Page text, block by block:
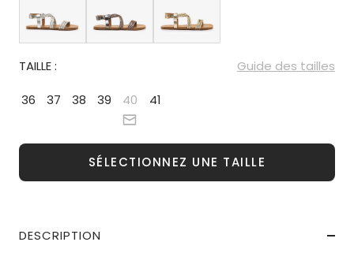
TAILLE : Guide des tailles
36 37 38 39 40 41
SÉLECTIONNEZ UNE TAILLE
DESCRIPTION